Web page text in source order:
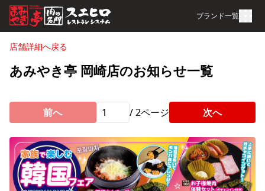
ブランド一覧
店舗詳細へ戻る
あみやき亭 岡崎店のお知らせ一覧
前へ /2ページ 次へ